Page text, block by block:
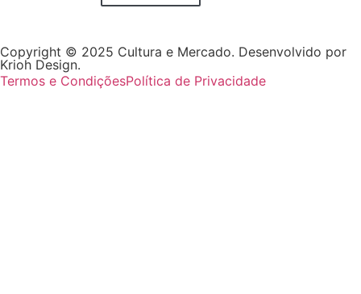
Copyright © 2025 Cultura e Mercado. Desenvolvido por
Krioh Design.
Termos e CondiçõesPolítica de Privacidade